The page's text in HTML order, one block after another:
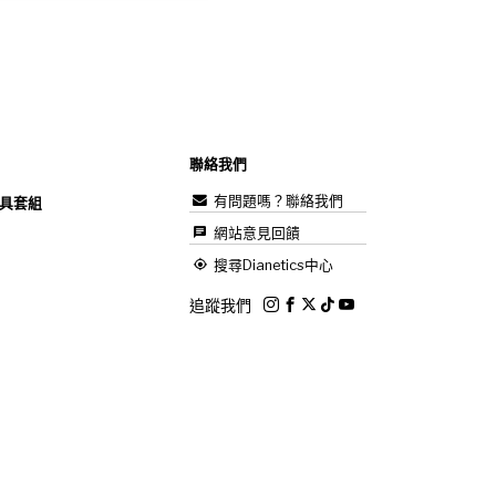
套組
聯絡我們
有問題嗎？聯絡我們
網站意見回饋
搜尋Dianetics中心
追蹤我們